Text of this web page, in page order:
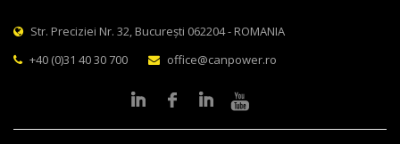
Str. Preciziei Nr. 32, București 062204 - ROMANIA
+40 (0)31 40 30 700
office@canpower.ro